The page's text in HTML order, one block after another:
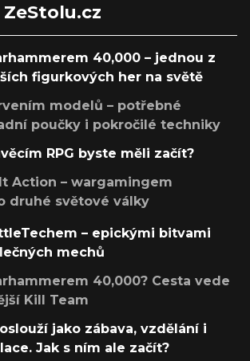
40,000 – jednou z
figurkových her na světě
modelů – potřebné
poučky i pokročilé techniky
RPG byste měli začít?
Action – wargamingem
druhé světové války
– epickými bitvami
mechů
40,000? Cesta vede
Kill Team
jako zábava, vzdělání i
Jak s ním ale začít?